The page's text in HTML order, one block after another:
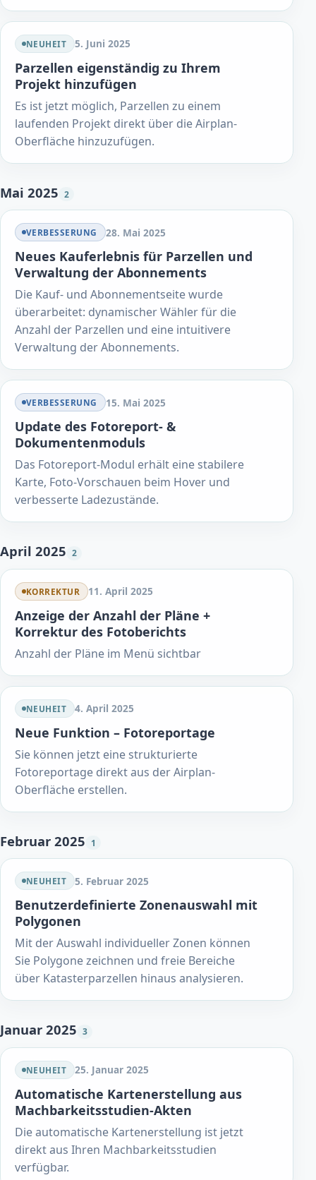
NEUHEIT 5. Juni 2025
Parzellen eigenständig zu Ihrem
Projekt hinzufügen
Es ist jetzt möglich, Parzellen zu einem
laufenden Projekt direkt über die Airplan-
Oberfläche hinzuzufügen.
Mai 2025 2
VERBESSERUNG 28. Mai 2025
Neues Kauferlebnis für Parzellen und
Verwaltung der Abonnements
Die Kauf- und Abonnementseite wurde
überarbeitet: dynamischer Wähler für die
Anzahl der Parzellen und eine intuitivere
Verwaltung der Abonnements.
VERBESSERUNG 15. Mai 2025
Update des Fotoreport- &
Dokumentenmoduls
Das Fotoreport-Modul erhält eine stabilere
Karte, Foto-Vorschauen beim Hover und
verbesserte Ladezustände.
April 2025 2
KORREKTUR 11. April 2025
Anzeige der Anzahl der Pläne +
Korrektur des Fotoberichts
Anzahl der Pläne im Menü sichtbar
NEUHEIT 4. April 2025
Neue Funktion – Fotoreportage
Sie können jetzt eine strukturierte
Fotoreportage direkt aus der Airplan-
Oberfläche erstellen.
Februar 2025 1
NEUHEIT 5. Februar 2025
Benutzerdefinierte Zonenauswahl mit
Polygonen
Mit der Auswahl individueller Zonen können
Sie Polygone zeichnen und freie Bereiche
über Katasterparzellen hinaus analysieren.
Januar 2025 3
NEUHEIT 25. Januar 2025
Automatische Kartenerstellung aus
Machbarkeitsstudien-Akten
Die automatische Kartenerstellung ist jetzt
direkt aus Ihren Machbarkeitsstudien
verfügbar.